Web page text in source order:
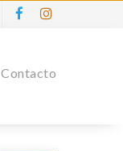
Contacto